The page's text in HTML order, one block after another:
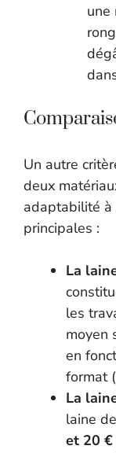
une
Un autre
deux
adaptabilité à
principales :
La
les
moyen
en
format
La
laine
et 20 €